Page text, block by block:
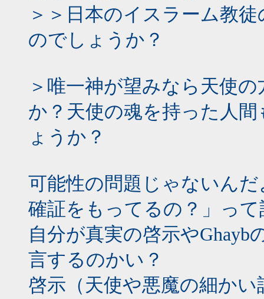
＞＞日本のイスラーム教
のでしょうか？
＞唯一神が望みなら天使
か？天使の魂を持った人
ょうか？
可能性の問題じゃないん
確証をもってるの？」って
自分が真実の啓示や
言するのかい？
啓示（天使や悪魔の細か